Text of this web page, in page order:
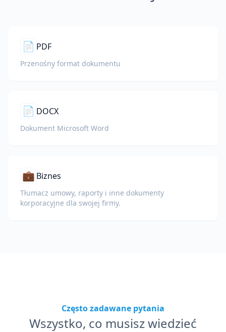
📄 PDF
Przenośny format dokumentu
📄 DOCX
Dokument Microsoft Word
💼 Biznes
Tłumacz umowy, raporty i inne dokumenty
korporacyjne dla swojej firmy.
Często zadawane pytania
Wszystko, co musisz wiedzieć